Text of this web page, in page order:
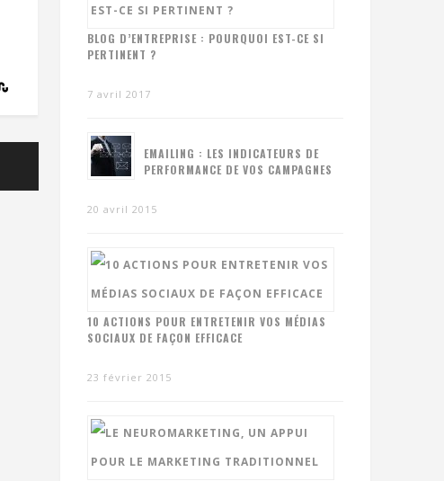
BLOG D’ENTREPRISE : POURQUOI EST-CE SI
PERTINENT ?
7 avril 2017
EMAILING : LES INDICATEURS DE
PERFORMANCE DE VOS CAMPAGNES
20 avril 2015
10 ACTIONS POUR ENTRETENIR VOS MÉDIAS
SOCIAUX DE FAÇON EFFICACE
23 février 2015